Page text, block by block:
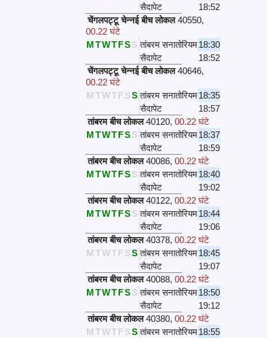
सैदापेट
18:52
चेंगलपट्टू चेन्नई बीच लोकल 40550,
00.22 घंटे
MTWTFSS तांबरम सनातोरियम18:30
सैदापेट
18:52
चेंगलपट्टू चेन्नई बीच लोकल 40646,
00.22 घंटे
M TWTFSS तांबरम सनातोरियम18:35
सैदापेट
18:57
तांबरम बीच लोकल 40120,00.22 घंटे
MTWTFSS तांबरम सनातोरियम18:37
सैदापेट
18:59
तांबरम बीच लोकल 40086,00.22 घंटे
MTWTFSS तांबरम सनातोरियम18:40
सैदापेट
19:02
तांबरम बीच लोकल 40122,00.22 घंटे
MTWTFSS तांबरम सनातोरियम18:44
सैदापेट
19:06
तांबरम बीच लोकल 40378,00.22 घंटे
M TWTFSS तांबरम सनातोरियम18:45
सैदापेट
19:07
तांबरम बीच लोकल 40088,00.22 घंटे
MTWTFSS तांबरम सनातोरियम18:50
सैदापेट
19:12
तांबरम बीच लोकल 40380,00.22 घंटे
M TWTFSS तांबरम सनातोरियम18:55